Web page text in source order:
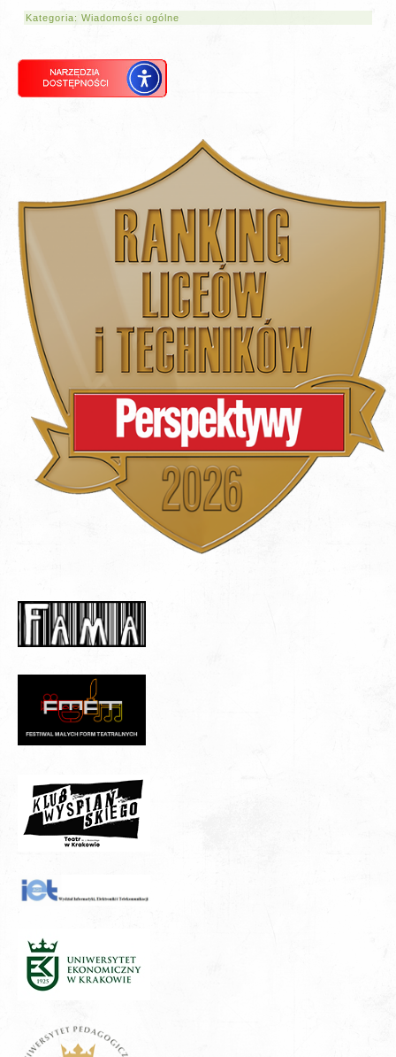
Kategoria:Wiadomości ogólne